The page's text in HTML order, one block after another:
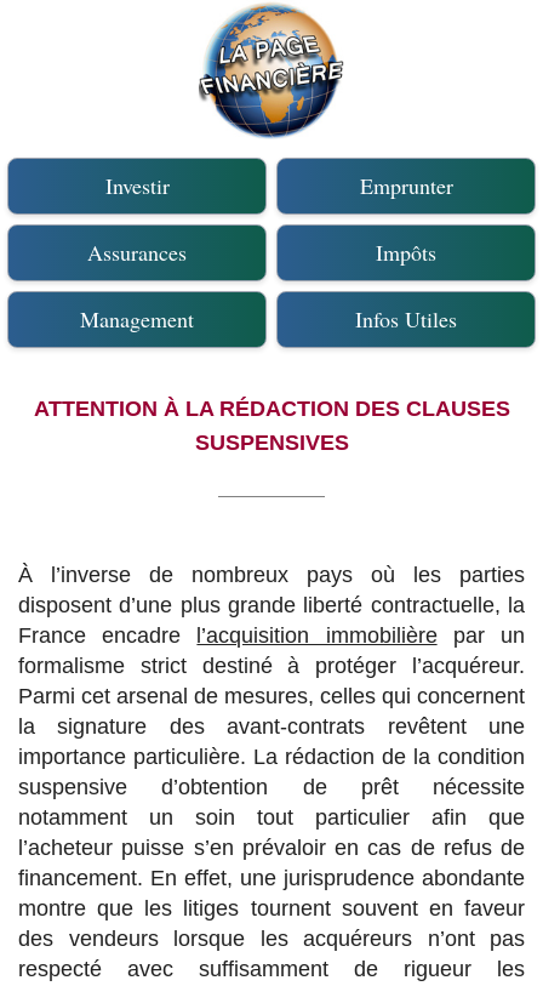
Investir Emprunter
Assurances Impôts
Management Infos Utiles
ATTENTION À LA RÉDACTION DES CLAUSES
SUSPENSIVES
À l’inverse de nombreux pays où les parties
disposent d’une plus grande liberté contractuelle, la
France encadre
l’acquisition immobilièrepar un
formalisme strict destiné à protéger l’acquéreur.
Parmi cet arsenal de mesures, celles qui concernent
la signature des avant-contrats revêtent une
importance particulière. La rédaction de la condition
suspensive d’obtention de prêt nécessite
notamment un soin tout particulier afin que
l’acheteur puisse s’en prévaloir en cas de refus de
financement. En effet, une jurisprudence abondante
montre que les litiges tournent souvent en faveur
des vendeurs lorsque les acquéreurs n’ont pas
respecté avec suffisamment de rigueur les